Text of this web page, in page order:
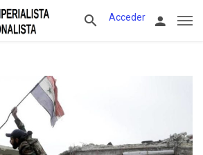
Acceder